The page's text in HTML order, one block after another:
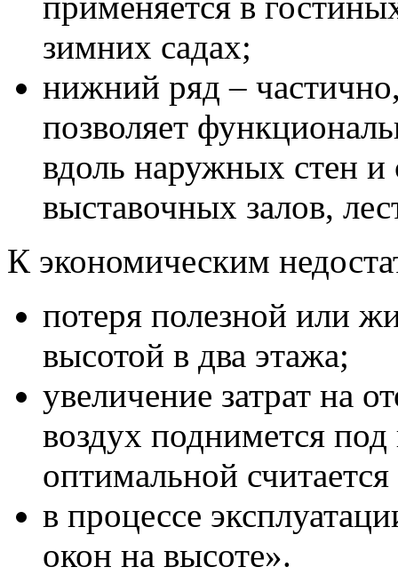
зимних садах;
нижний ряд –
позволяет
вдоль наружных стен
выставочных залов,
К экономическим
потеря полезной или
высотой в два этажа;
увеличение затрат на
воздух поднимется
оптимальной
в процессе
окон на высоте».